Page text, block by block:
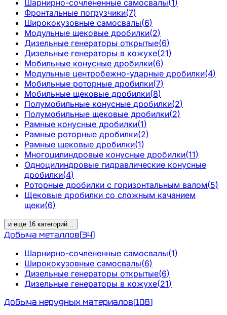
Шарнирно-сочлененные самосвалы(1 )
Фронтальные погрузчики(7)
Ширококузовные самосвалы(6)
Модульные щековые дробилки(2)
Дизельные генераторы открытые(6)
Дизельные генераторы в кожухе(21)
Мобильные конусные дробилки(6)
Модульные центробежно-ударные дробилки(4)
Мобильные роторные дробилки(7)
Мобильные щековые дробилки(8)
Полумобильные конусные дробилки(2)
Полумобильные щековые дробилки(2)
Рамные конусные дробилки(1)
Рамные роторные дробилки(2)
Рамные щековые дробилки(1)
Многоцилиндровые конусные дробилки(11)
Одноцилиндровые гидравлические конусные
дробилки(4)
Роторные дробилки с горизонтальным валом(5)
Щековые дробилки со сложным качанием
щеки(6)
и еще 16 категорий...
Добыча металлов(34)
Шарнирно-сочлененные самосвалы(1)
Ширококузовные самосвалы(6)
Дизельные генераторы открытые(6)
Дизельные генераторы в кожухе(21)
Добыча нерудных материалов(108)